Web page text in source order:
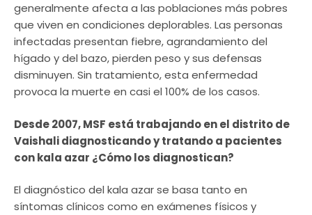
generalmente afecta a las poblaciones más pobres
que viven en condiciones deplorables. Las personas
infectadas presentan fiebre, agrandamiento del
hígado y del bazo, pierden peso y sus defensas
disminuyen. Sin tratamiento, esta enfermedad
provoca la muerte en casi el 100% de los casos.
Desde 2007, MSF está trabajando en el distrito de
Vaishali diagnosticando y tratando a pacientes
con kala azar ¿Cómo los diagnostican?
El diagnóstico del kala azar se basa tanto en
síntomas clínicos como en exámenes físicos y